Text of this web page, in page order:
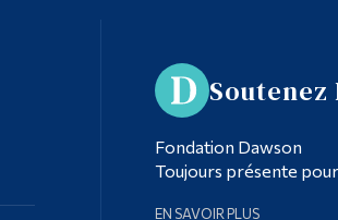
Soutenez
Fondation Dawson
Toujours présente
EN SAVOIR PLUS